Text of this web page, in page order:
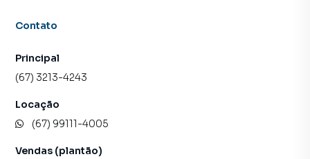
Contato
Principal
(67) 3213-4243
Locação
(67) 99111-4005
Vendas (plantão)